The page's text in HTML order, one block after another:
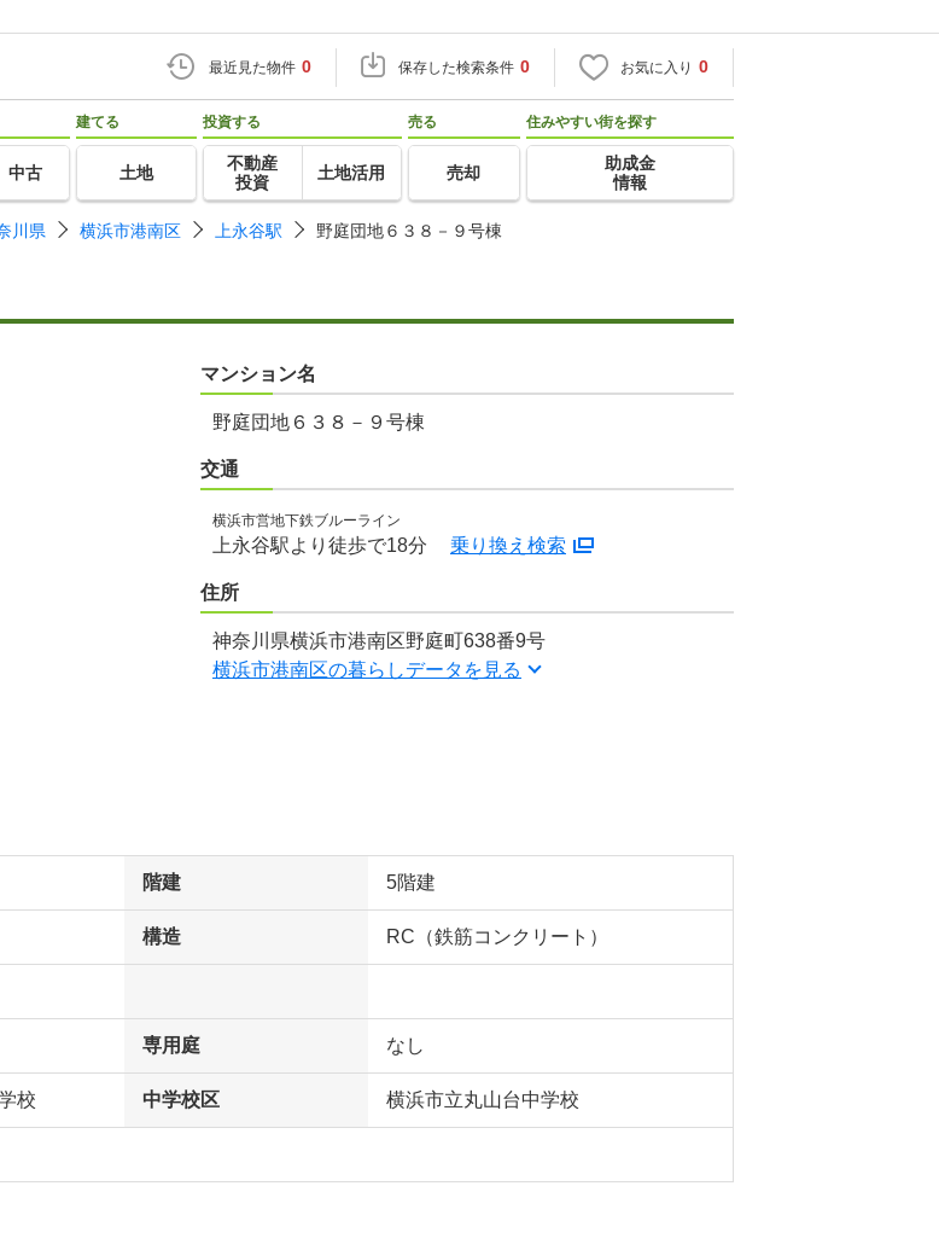
最近見た物件 0 保存した検索条件 0 お気に入り 0
中古
建てる
土地
投資する
不動産
投資
土地活用
売る
売却
住みやすい街を探す
助成金
情報
川県 横浜市港南区 上永谷駅 野庭団地６３８－９号棟
マンション名
野庭団地６３８－９号棟
交通
横浜市営地下鉄ブルーライン
上永谷駅より徒歩で18分 乗り換え検索
住所
神奈川県横浜市港南区野庭町638番9号
横浜市港南区の暮らしデータを見る
階建 5階建
構造 RC（鉄筋コンクリート）
専用庭 なし
校 中学校区 横浜市立丸山台中学校